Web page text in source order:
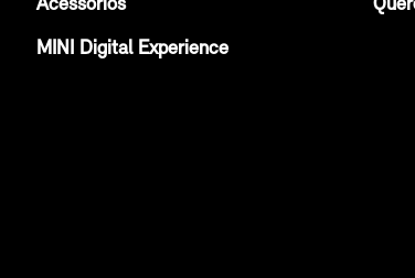
Acessórios
MINI Digital Experience